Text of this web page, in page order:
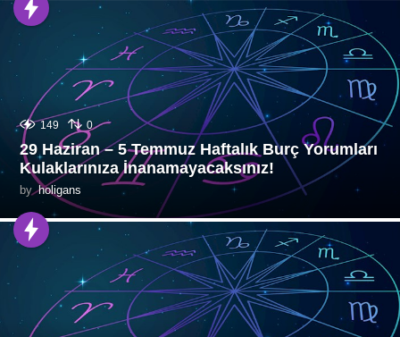
149 0
29 Haziran – 5 Temmuz Haftalık Burç Yorumları
Kulaklarınıza İnanamayacaksınız!
by holigans